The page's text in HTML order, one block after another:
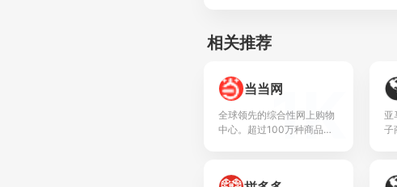
相关推荐
当当网
全球领先的综合性网上购物
中心。超过100万种商品在
说、音像、母婴、家居、服
1K
亚
子